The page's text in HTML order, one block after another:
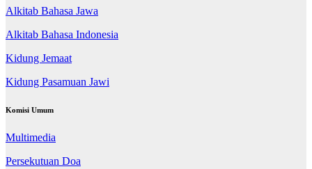
Alkitab Bahasa Jawa
Alkitab Bahasa Indonesia
Kidung Jemaat
Kidung Pasamuan Jawi
Komisi Umum
Multimedia
Persekutuan Doa